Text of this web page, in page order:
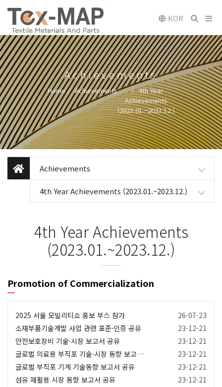
KOR
Achievements
Home Achievements
4th Year
Achievements
(2023.01.~2023.12.)
Achievements
4th Year Achievements (2023.01.~2023.12.)
4th Year Achievements
(2023.01.~2023.12.)
Promotion of Commercialization
2025 서울 모빌리티쇼 홍보 부스 참가
26-07-23
소재부품기술개발 사업 관련 표준·인증 공유
23-12-21
안전보호장비 기술·시장 보고서 공유
23-12-21
글로벌 의료용 부직포 기술·시장 동향 보고서 공유
23-12-21
글로벌 부직포 기계 기술동향 보고서 공유
23-12-21
섬유 재활용 시장 동향 보고서 공유
23-12-21